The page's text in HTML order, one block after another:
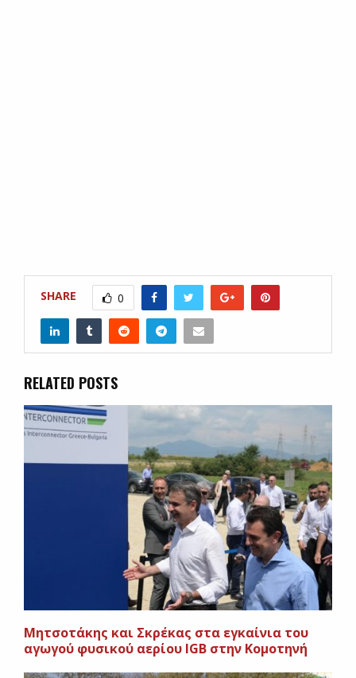
SHARE 0
RELATED POSTS
Μητσοτάκης και Σκρέκας στα εγκαίνια του
αγωγού φυσικού αερίου IGB στην Κομοτηνή